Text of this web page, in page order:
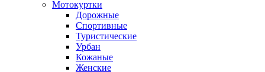
Мотокуртки
Дорожные
Спортивные
Туристические
Урбан
Кожаные
Женские